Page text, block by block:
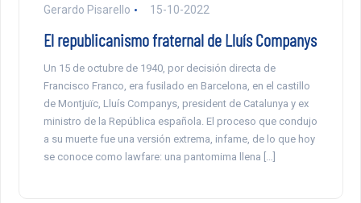
Gerardo Pisarello 15-10-2022
El republicanismo fraternal de Lluís Companys
Un 15 de octubre de 1940, por decisión directa de
Francisco Franco, era fusilado en Barcelona, en el castillo
de Montjuïc, Lluís Companys, president de Catalunya y ex
ministro de la República española. El proceso que condujo
a su muerte fue una versión extrema, infame, de lo que hoy
se conoce como lawfare: una pantomima llena […]